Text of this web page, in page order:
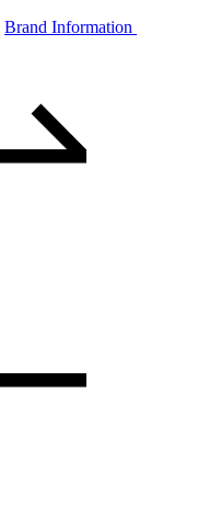
Brand Information